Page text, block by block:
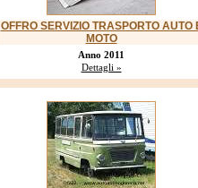
OFFRO SERVIZIO TRASPORTO AUTO
MOTO
Anno 2011
Dettagli »